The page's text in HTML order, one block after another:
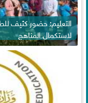
التعليم: حضور كثيف
لاستكمال المناهج